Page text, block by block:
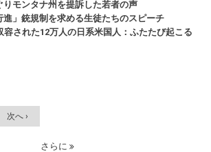
りモンタナ州を提訴した若者の声
進」銃規制を求める生徒たちのスピーチ
容された12万人の日系米国人：ふたたび起こる
次へ ›
さらに